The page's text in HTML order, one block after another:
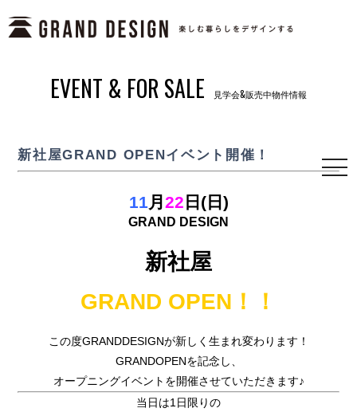
EVENT & FOR SALE 見学会&販売中物件情報
新社屋GRAND OPENイベント開催！
11 月 22 日(日)
GRAND DESIGN
新社屋
GRAND OPEN！！
この度GRANDDESIGNが新しく生まれ変わります！
GRANDOPENを記念し、
オープニングイベントを開催させていただきます♪
当日は1日限りの